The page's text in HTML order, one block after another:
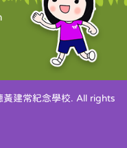
建常紀念學校. All rights